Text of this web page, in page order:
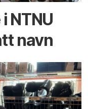
NTNU
navn